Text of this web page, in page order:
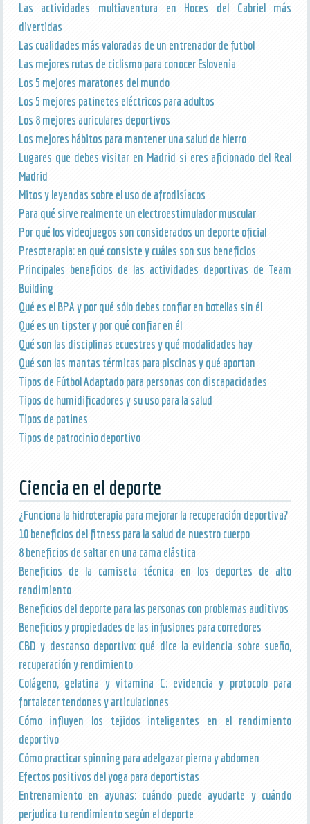
Las actividades multiaventura en Hoces del Cabriel más
divertidas
Las cualidades más valoradas de un entrenador de futbol
Las mejores rutas de ciclismo para conocer Eslovenia
Los 5 mejores maratones del mundo
Los 5 mejores patinetes eléctricos para adultos
Los 8 mejores auriculares deportivos
Los mejores hábitos para mantener una salud de hierro
Lugares que debes visitar en Madrid si eres aficionado del Real
Madrid
Mitos y leyendas sobre el uso de afrodisíacos
Para qué sirve realmente un electroestimulador muscular
Por qué los videojuegos son considerados un deporte oficial
Presoterapia: en qué consiste y cuáles son sus beneficios
Principales beneficios de las actividades deportivas de Team
Building
Qué es el BPA y por qué sólo debes confiar en botellas sin él
Qué es un tipster y por qué confiar en él
Qué son las disciplinas ecuestres y qué modalidades hay
Qué son las mantas térmicas para piscinas y qué aportan
Tipos de Fútbol Adaptado para personas con discapacidades
Tipos de humidificadores y su uso para la salud
Tipos de patines
Tipos de patrocinio deportivo
Ciencia en el deporte
¿Funciona la hidroterapia para mejorar la recuperación deportiva?
10 beneficios del fitness para la salud de nuestro cuerpo
8 beneficios de saltar en una cama elástica
Beneficios de la camiseta técnica en los deportes de alto
rendimiento
Beneficios del deporte para las personas con problemas auditivos
Beneficios y propiedades de las infusiones para corredores
CBD y descanso deportivo: qué dice la evidencia sobre sueño,
recuperación y rendimiento
Colágeno, gelatina y vitamina C: evidencia y protocolo para
fortalecer tendones y articulaciones
Cómo influyen los tejidos inteligentes en el rendimiento
deportivo
Cómo practicar spinning para adelgazar pierna y abdomen
Efectos positivos del yoga para deportistas
Entrenamiento en ayunas: cuándo puede ayudarte y cuándo
perjudica tu rendimiento según el deporte